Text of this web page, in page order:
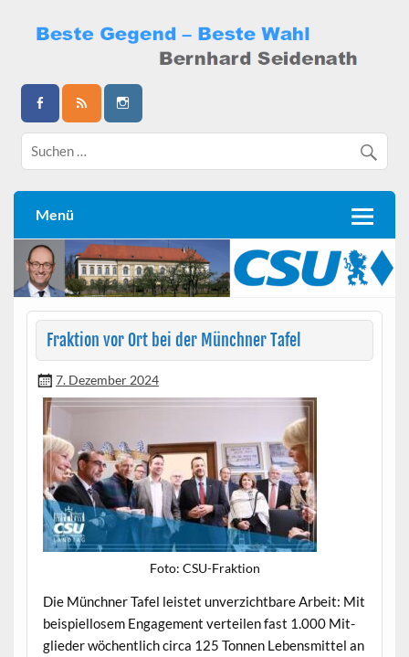
content
Bernhard Seidenath
Menü
Fraktion vor Ort bei der Münchner Tafel
7. Dezember 2024
Foto: CSU-Frak­tion
Die Münch­n­er Tafel leis­tet unverzicht­bare Arbeit: Mit
beispiel­losem Engage­ment verteilen fast 1.000 Mit­
glieder wöchentlich cir­ca 125 Ton­nen Lebens­mit­tel an